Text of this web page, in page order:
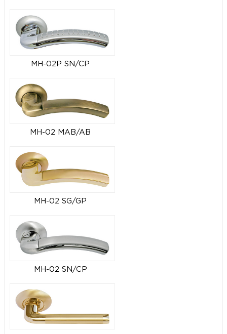
MH-02P SN/CP
MH-02 MAB/AB
MH-02 SG/GP
MH-02 SN/CP